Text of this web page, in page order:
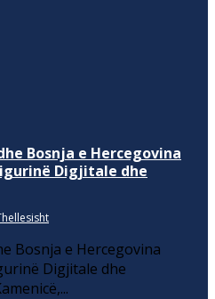
Bosnja e Hercegovina
Digjitale dhe
Bosnja e Hercegovina
Digjitale dhe